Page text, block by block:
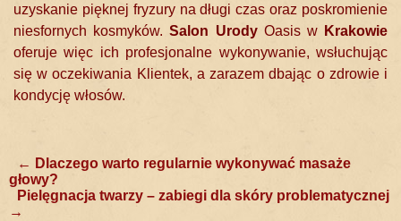
uzyskanie pięknej fryzury na długi czas oraz poskromienie
niesfornych kosmyków.Salon UrodyOasis w Krakowie
oferuje więc ich profesjonalne wykonywanie, wsłuchując
się w oczekiwania Klientek, a zarazem dbając o zdrowie i
kondycję włosów.
Post
navigation
← Dlaczego warto regularnie wykonywać masaże
głowy?
Pielęgnacja twarzy – zabiegi dla skóry problematycznej
→